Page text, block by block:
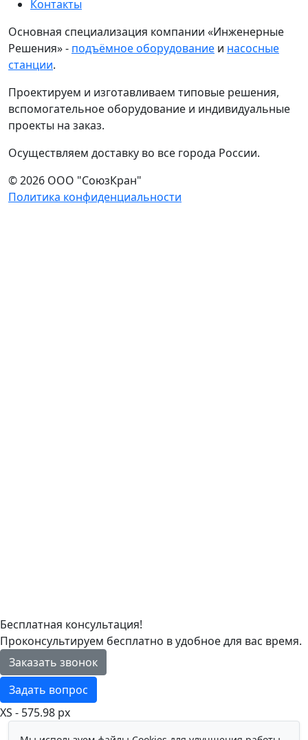
Контакты
Основная специализация компании «Инженерные
Решения» - подъёмное оборудование и насосные
станции.
Проектируем и изготавливаем типовые решения,
вспомогательное оборудование и индивидуальные
проекты на заказ.
Осуществляем доставку во все города России.
© 2026 ООО "СоюзКран"
Политика конфиденциальности
Бесплатная консультация!
Проконсультируем бесплатно в удобное для вас время.
Заказать звонок
Задать вопрос
XS - 575.98 px